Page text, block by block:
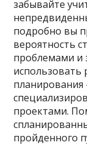
забывайте
подробно вы
вероятность
проблемами и
использовать
проектами.
пройденного